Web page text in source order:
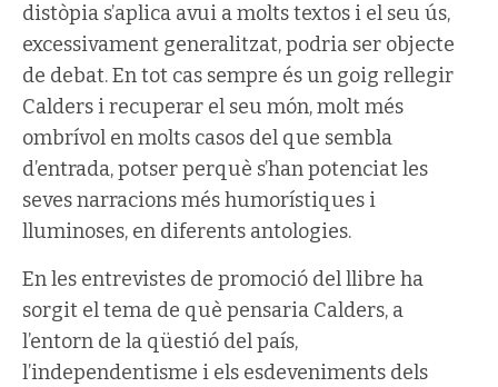
distòpia s’aplica avui a molts textos i el seu ús,
excessivament generalitzat, podria ser objecte
de debat. En tot cas sempre és un goig rellegir
Calders i recuperar el seu món, molt més
ombrívol en molts casos del que sembla
d’entrada, potser perquè s’han potenciat les
seves narracions més humorístiques i
lluminoses, en diferents antologies.
En les entrevistes de promoció del llibre ha
sorgit el tema de què pensaria Calders, a
l’entorn de la qüestió del país,
l’independentisme i els esdeveniments dels